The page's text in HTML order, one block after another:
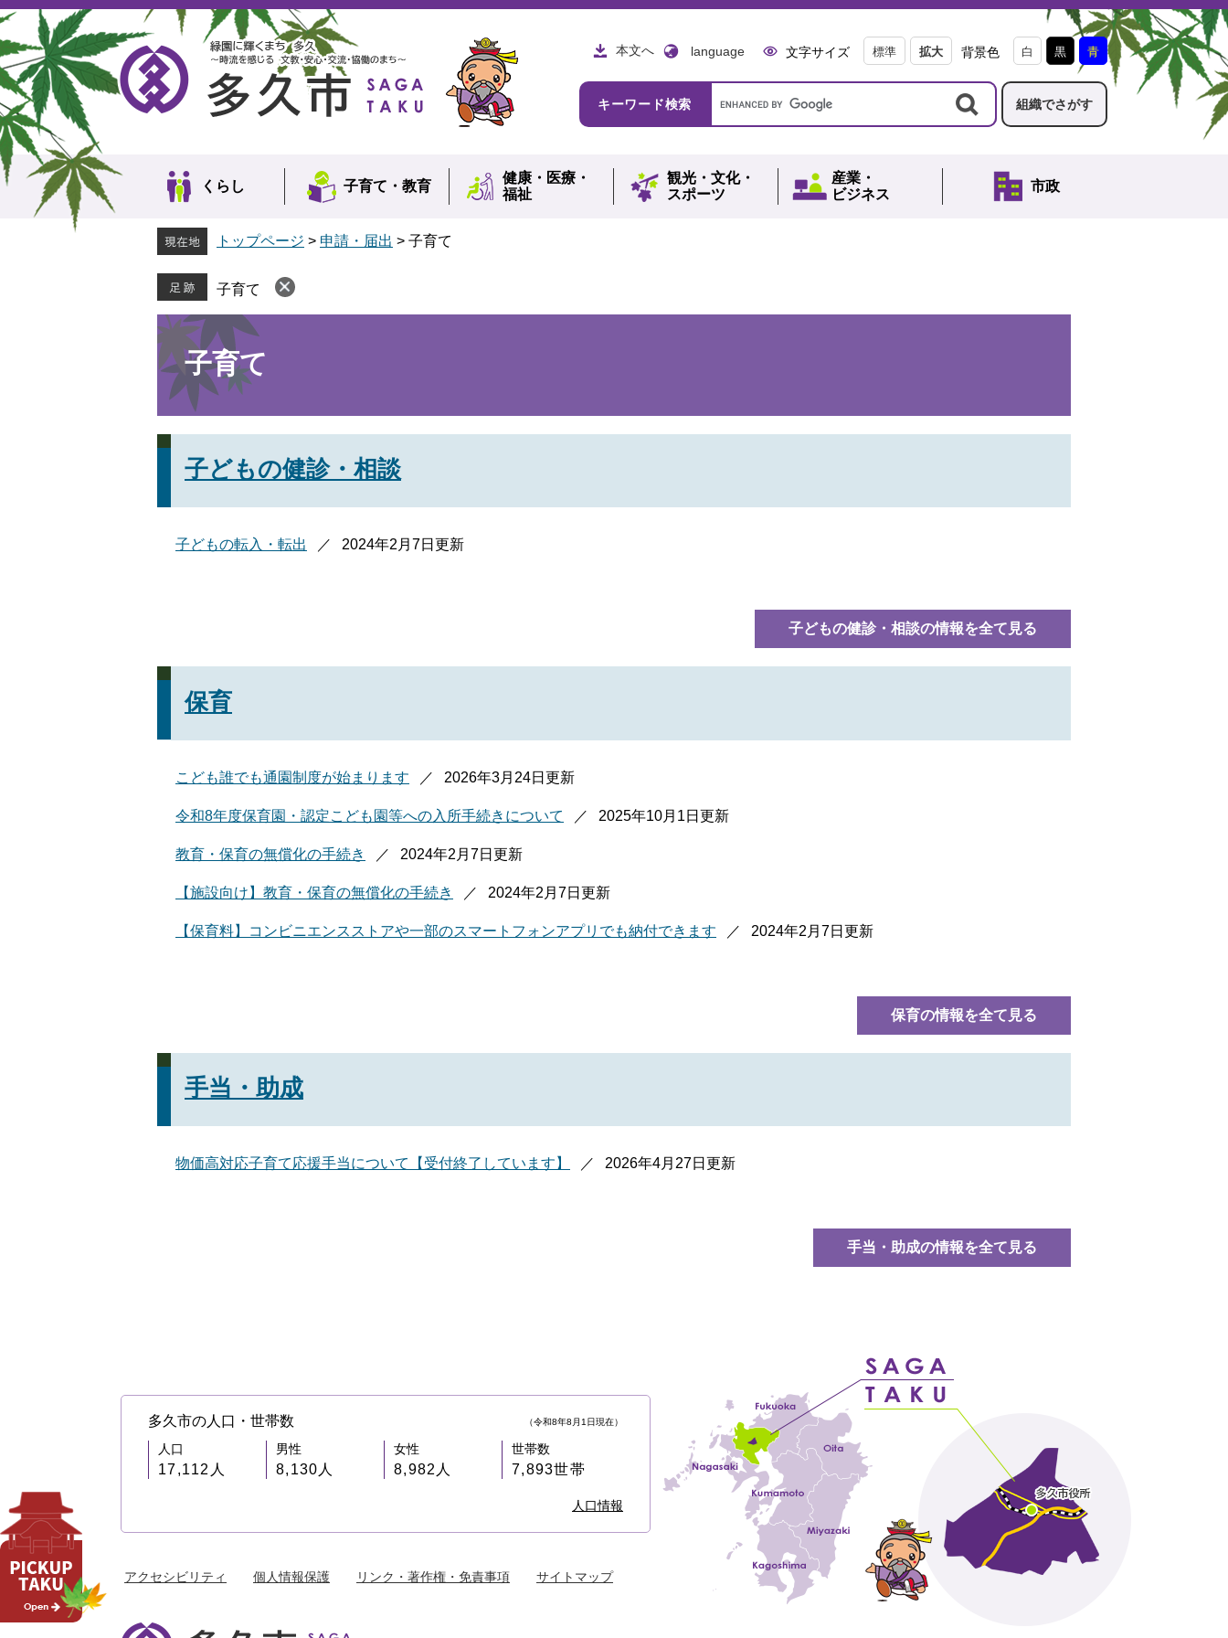
ペ
ー
ジ
の
先
頭
で
す。
メ
ニ
ュ
ー
を
飛
ば
し
て
本
本文へ language 文字サイズ 標準 拡大 背景色 白 黒 青
キーワード検索
カ
ス
検
索
組織でさがす
くらし 子育て・ 教育
健康・ 医療・
福祉
観光・ 文化・
スポーツ
産業・
ビジネス
市政
トップページ > 申請・届出 > 子育て
子育て
本
文
子育て
子どもの健診・相談
子どもの転入・転出 2024年2月7日更新
子どもの健診・相談の情報を全て見る
保育
こども誰でも通園制度が始まります 2026年3月24日更新
令和8年度保育園・認定こども園等への入所手続きについて 2025年10月1日更新
教育・保育の無償化の手続き 2024年2月7日更新
【施設向け】教育・保育の無償化の手続き 2024年2月7日更新
【保育料】コンビニエンスストアや一部のスマートフォンアプリでも納付できます 2024年2月7日更新
保育の情報を全て見る
手当・助成
物価高対応子育て応援手当について【受付終了しています】 2026年4月27日更新
手当・助成の情報を全て見る
多久市の人口・世帯数 （令和8年8月1日現在）
人口
17,112人
男性
8,130人
女性
8,982人
世帯数
7,893世帯
人口情報
アクセシビリティ 個人情報保護 リンク・著作権・免責事項 サイトマップ